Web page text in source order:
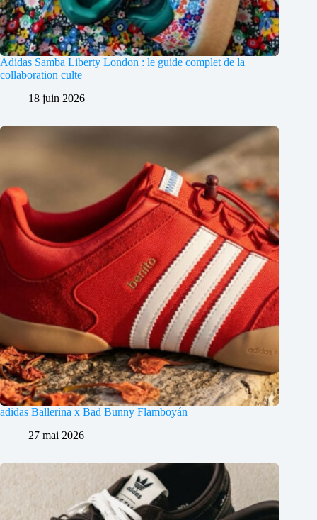
Adidas Samba Liberty London : le guide complet de la
collaboration culte
18 juin 2026
adidas Ballerina x Bad Bunny Flamboyán
27 mai 2026